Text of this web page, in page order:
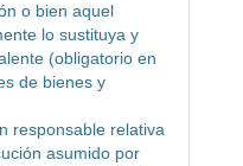
o bien aquel
lo sustituya y
(obligatorio en
de bienes y
responsable relativa
asumido por